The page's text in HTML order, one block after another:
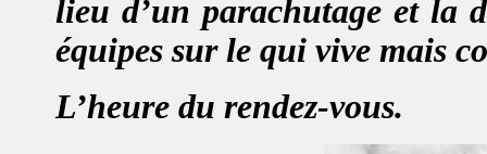
lieu d’un parachutage et la
équipes sur le qui vive mais
L’heure du rendez-vous.